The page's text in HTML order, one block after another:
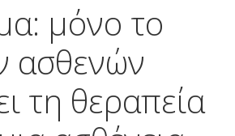
μόνο το
ασθενών
τη θεραπεία